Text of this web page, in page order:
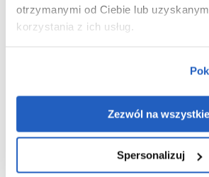
otrzymanymi od Ciebie lub
korzystania z ich usług.
Zezwól na wszystkie
Spersonalizuj
METALE I GÓRNICTWO
BANKOWOŚĆ I FINANSE